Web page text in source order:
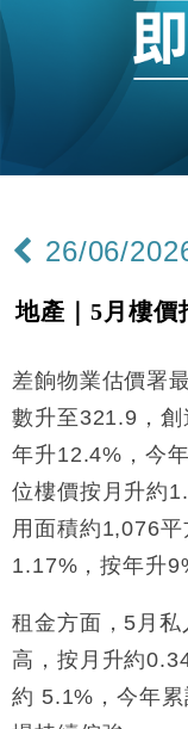
財經｜美
18:15
本地｜新
財經｜本
15:11
財經｜
13:49
本地｜HK
14:50
地產｜大酒
13:12
國際｜特
12:30
財經｜香港
手
11:40
財經｜黑
10:57
財經｜美商
18:15
定高消費客
26/06/
地產｜5月樓價
差餉物業估價署
數升至321.9，
年升12.4%，今
位樓價按月升約
用面積約1,076
1.17%，按年升
租金方面，5月
高，按月升約
約 5.1%，今年